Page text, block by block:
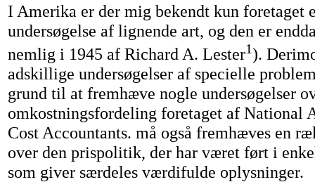
I Amerika er der mig bekendt kun foretaget
undersøgelse af lignende art, og den er
nemlig i 1945 af Richard A. Lester1).
adskillige undersøgelser af specielle
grund til at fremhæve nogle undersøgelser
omkostningsfordeling foretaget af National
Cost Accountants. må også fremhæves en
over den prispolitik, der har været ført i
som giver særdeles værdifulde oplysninger.